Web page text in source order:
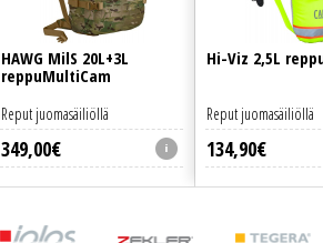
HAWG MilS 20L+3L
reppuMultiCam
349,00€
Reput juomasäiliöllä
Hi-Viz 2,5L
134,90€
Reput juomasäiliöllä